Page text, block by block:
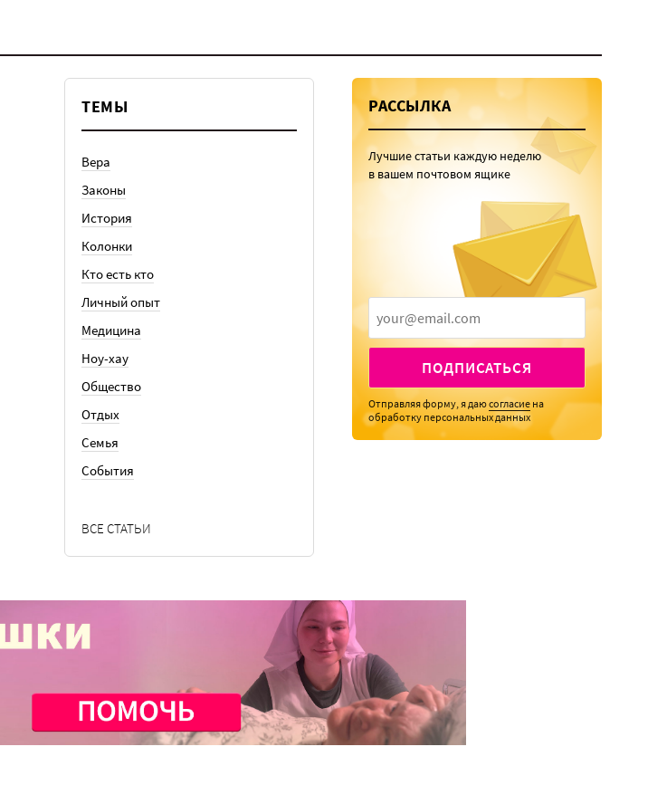
ТЕМЫ
Вера
Законы
История
Колонки
Кто есть кто
Личный опыт
Медицина
Ноу-хау
Общество
Отдых
Семья
События
ВСЕ СТАТЬИ
РАССЫЛКА
Лучшие статьи каждую неделю
в вашем почтовом ящике
ПОДПИСАТЬСЯ
Отправляя форму, я даюсогласие на
обработку персональных данных